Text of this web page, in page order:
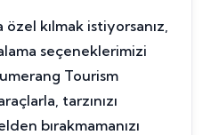
kılmak istiyorsanız,
seçeneklerimizi
Tourism
tarzınızı
bırakmamanızı